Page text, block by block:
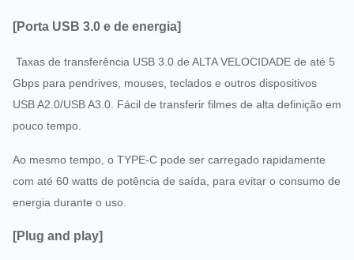
[Porta USB 3.0 e de energia]
Taxas de transferência USB 3.0 de ALTA VELOCIDADE de até 5
Gbps para pendrives, mouses, teclados e outros dispositivos
USB A2.0/USB A3.0. Fácil de transferir filmes de alta definição em
pouco tempo.
Ao mesmo tempo, o TYPE-C pode ser carregado rapidamente
com até 60 watts de potência de saída, para evitar o consumo de
energia durante o uso.
[Plug and play]